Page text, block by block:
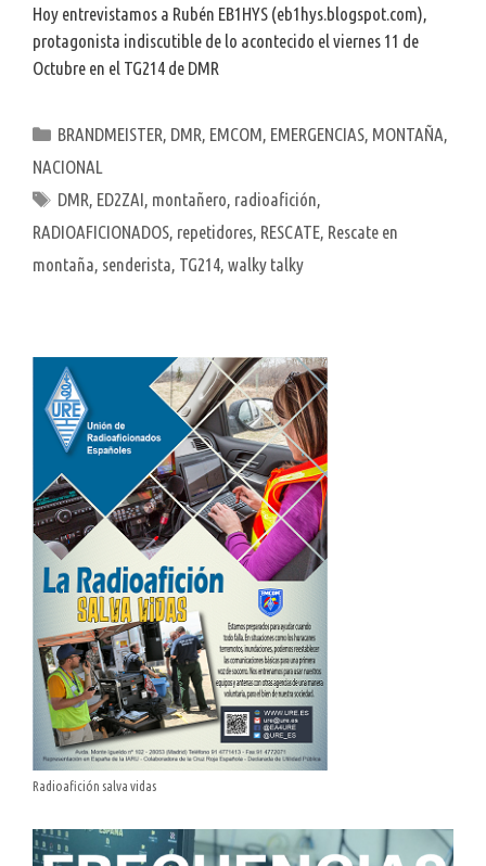
Hoy entrevistamos a Rubén EB1HYS (eb1hys.blogspot.com),
protagonista indiscutible de lo acontecido el viernes 11 de
Octubre en el TG214 de DMR
Categorías
BRANDMEISTER, DMR, EMCOM, EMERGENCIAS, MONTAÑA,
NACIONAL
Etiquetas
DMR, ED2ZAI, montañero, radioafición,
RADIOAFICIONADOS, repetidores, RESCATE, Rescate en
montaña, senderista, TG214, walky talky
Radioafición salva vidas